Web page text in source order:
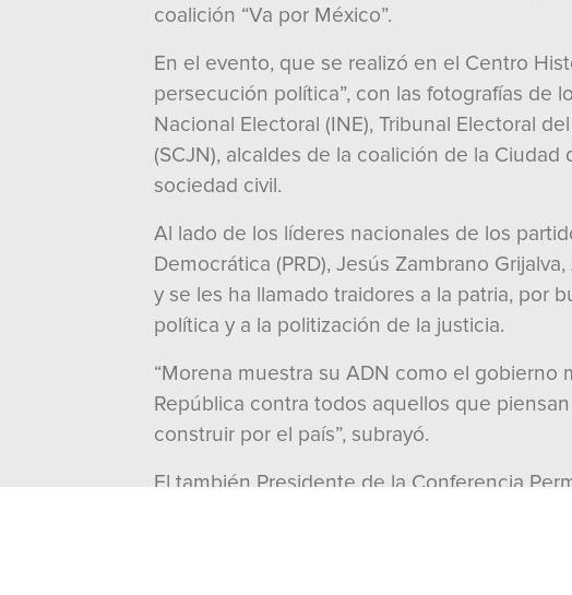
coalición “Va por México”.
En el evento, que se realizó en el Centro
persecución política”, con las fotografías de
Nacional Electoral (INE), Tribunal Electoral
(SCJN), alcaldes de la coalición de la
sociedad civil.
Al lado de los líderes nacionales de los
Democrática (PRD), Jesús Zambrano
y se les ha llamado traidores a la patria, por
política y a la politización de la justicia.
“Morena muestra su ADN como el
República contra todos aquellos que
construir por el país”, subrayó.
El también Presidente de la Conferencia